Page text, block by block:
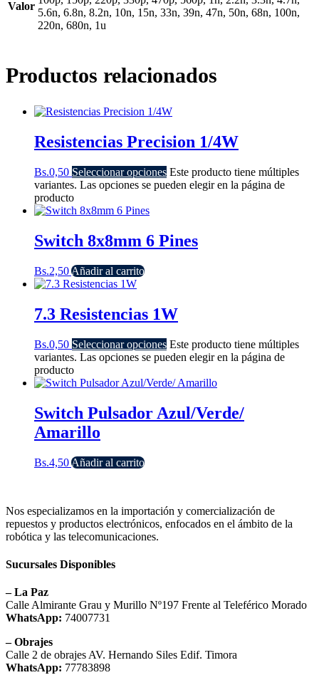
Valor
5.6n, 6.8n, 8.2n, 10n, 15n, 33n, 39n, 47n, 50n, 68n, 100n,
220n, 680n, 1u
Productos relacionados
Resistencias Precision 1/4W
Bs.0,50 Seleccionar opciones Este producto tiene múltiples
variantes. Las opciones se pueden elegir en la página de
producto
Switch 8x8mm 6 Pines
Bs.2,50Añadir al carrito
7.3 Resistencias 1W
Bs.0,50 Seleccionar opciones Este producto tiene múltiples
variantes. Las opciones se pueden elegir en la página de
producto
Switch Pulsador Azul/Verde/
Amarillo
Bs.4,50Añadir al carrito
Nos especializamos en la importación y comercialización de
repuestos y productos electrónicos, enfocados en el ámbito de la
robótica y las telecomunicaciones.
Sucursales Disponibles
– La Paz
Calle Almirante Grau y Murillo Nº197 Frente al Teleférico Morado
WhatsApp: 74007731
– Obrajes
Calle 2 de obrajes AV. Hernando Siles Edif. Timora
WhatsApp: 77783898